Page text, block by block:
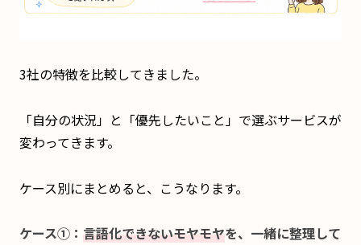
3社の特徴を比較してきました。
「自分の状況」と「優先したいこと」で選ぶサービスが
変わってきます。
ケース別にまとめると、こうなります。
ケース①： 言語化できないモヤモヤを、一緒に整理して